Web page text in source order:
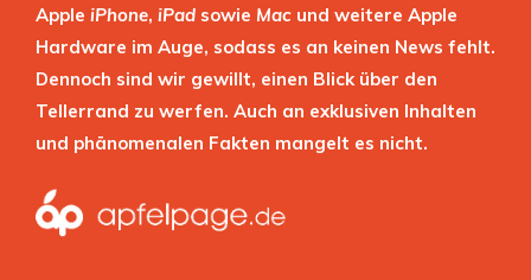
Apple iPhone, iPad sowie Mac und weitere Apple
Hardware im Auge, sodass es an keinen News fehlt.
Dennoch sind wir gewillt, einen Blick über den
Tellerrand zu werfen. Auch an exklusiven Inhalten
und phänomenalen Fakten mangelt es nicht.